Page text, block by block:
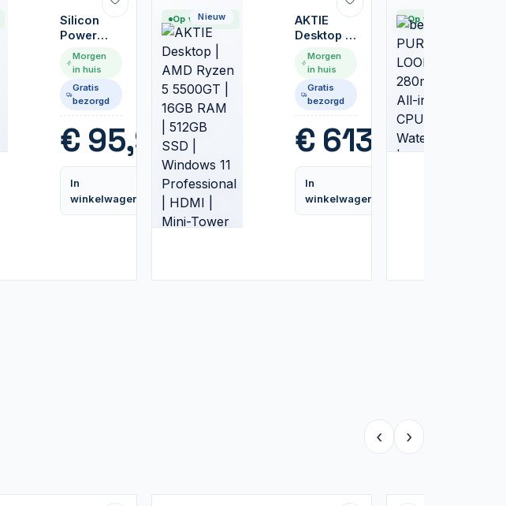
Silicon
Power
PC60 |
Externe
256GB |
USB 3.2
Gen 2
Morgen
in huis
Gratis
bezorgd
€ 95,95
In
winkelwagen
Vergelijk
Op voorraad
Nieuw
AKTIE
Desktop |
AMD
Ryzen 5
16GB RAM
| 512GB
SSD |
Windows
11
Professional
| HDMI |
Mini-
Tower
Morgen
in huis
Gratis
bezorgd
€ 613,99
In
winkelwagen
Op voorraad
‹ ›